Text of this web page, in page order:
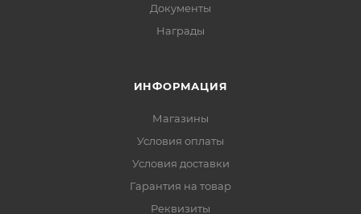
Документы
Награды
ИНФОРМАЦИЯ
Магазины
Условия оплаты
Условия доставки
Гарантия на товар
Реквизиты